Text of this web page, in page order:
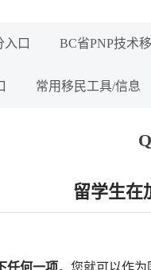
入口 BC省PNP技术
常用移民工具/信息
留学生在
任何一项，您就可以作为